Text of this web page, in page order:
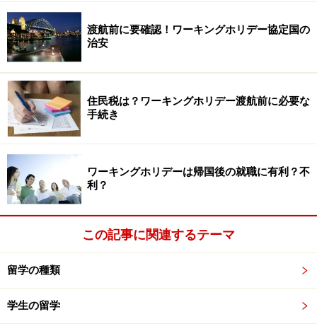
渡航前に要確認！ワーキングホリデー協定国の
治安
住民税は？ワーキングホリデー渡航前に必要な
手続き
ワーキングホリデーは帰国後の就職に有利？不
利？
この記事に関連するテーマ
留学の種類
学生の留学